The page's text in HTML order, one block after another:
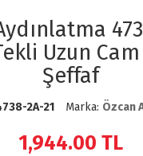
Uzun
Şeffaf
2A-21 Marka: Özcan
1,944.00 TL